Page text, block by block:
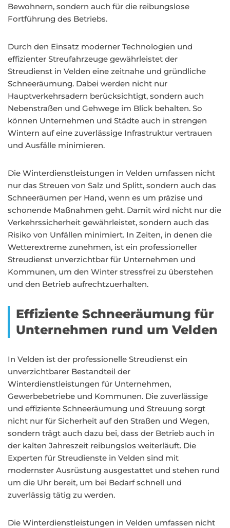
Bewohnern, sondern auch für die reibungslose
Fortführung des Betriebs.
Durch den Einsatz moderner Technologien und
effizienter Streufahrzeuge gewährleistet der
Streudienst in Velden eine zeitnahe und gründliche
Schneeräumung. Dabei werden nicht nur
Hauptverkehrsadern berücksichtigt, sondern auch
Nebenstraßen und Gehwege im Blick behalten. So
können Unternehmen und Städte auch in strengen
Wintern auf eine zuverlässige Infrastruktur vertrauen
und Ausfälle minimieren.
Die Winterdienstleistungen in Velden umfassen nicht
nur das Streuen von Salz und Splitt, sondern auch das
Schneeräumen per Hand, wenn es um präzise und
schonende Maßnahmen geht. Damit wird nicht nur die
Verkehrssicherheit gewährleistet, sondern auch das
Risiko von Unfällen minimiert. In Zeiten, in denen die
Wetterextreme zunehmen, ist ein professioneller
Streudienst unverzichtbar für Unternehmen und
Kommunen, um den Winter stressfrei zu überstehen
und den Betrieb aufrechtzuerhalten.
Effiziente Schneeräumung für
Unternehmen rund um Velden
In Velden ist der professionelle Streudienst ein
unverzichtbarer Bestandteil der
Winterdienstleistungen für Unternehmen,
Gewerbebetriebe und Kommunen. Die zuverlässige
und effiziente Schneeräumung und Streuung sorgt
nicht nur für Sicherheit auf den Straßen und Wegen,
sondern trägt auch dazu bei, dass der Betrieb auch in
der kalten Jahreszeit reibungslos weiterläuft. Die
Experten für Streudienste in Velden sind mit
modernster Ausrüstung ausgestattet und stehen rund
um die Uhr bereit, um bei Bedarf schnell und
zuverlässig tätig zu werden.
Die Winterdienstleistungen in Velden umfassen nicht